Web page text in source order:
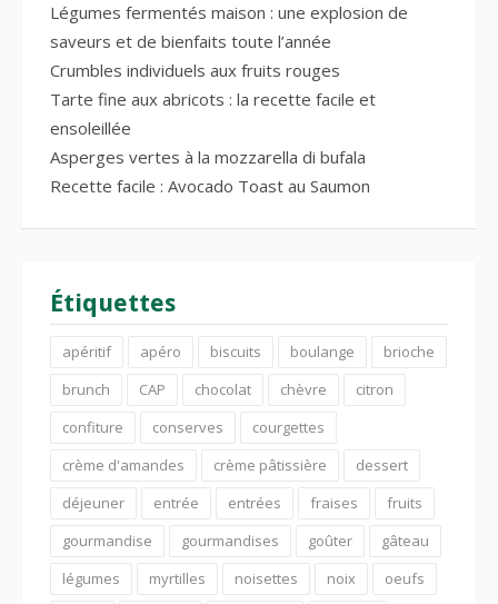
Légumes fermentés maison : une explosion de
saveurs et de bienfaits toute l’année
Crumbles individuels aux fruits rouges
Tarte fine aux abricots : la recette facile et
ensoleillée
Asperges vertes à la mozzarella di bufala
Recette facile : Avocado Toast au Saumon
Étiquettes
apéritif apéro biscuits boulange
brioche
brunch
CAP chocolat chèvre
citron
confiture
conserves
courgettes
crème d'amandes
crème pâtissière
dessert
déjeuner
entrée entrées fraises
fruits
gourmandise
gourmandises goûter
gâteau
légumes
myrtilles noisettes noix oeufs